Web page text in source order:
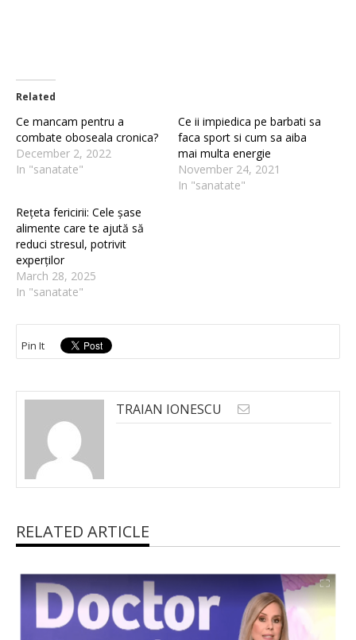
Related
Ce mancam pentru a
combate oboseala cronica?
December 2, 2022
In "sanatate"
Ce ii impiedica pe barbati sa
faca sport si cum sa aiba
mai multa energie
November 24, 2021
In "sanatate"
Rețeta fericirii: Cele șase
alimente care te ajută să
reduci stresul, potrivit
experților
March 28, 2025
In "sanatate"
Pin It
TRAIAN IONESCU
RELATED ARTICLE